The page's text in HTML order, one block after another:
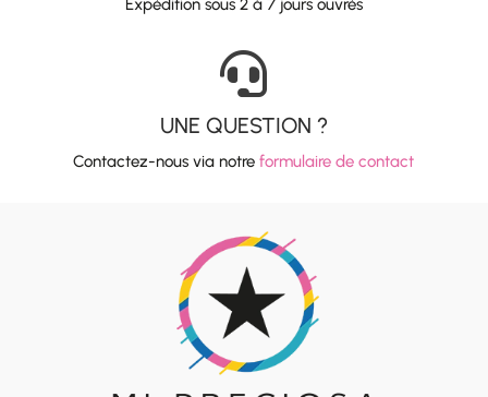
Expédition sous 2 à 7 jours ouvrés

UNE QUESTION ?
Contactez-nous via notreformulaire de contact